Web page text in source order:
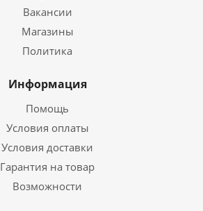
Вакансии
Магазины
Политика
Информация
Помощь
Условия оплаты
Условия доставки
Гарантия на товар
Возможности